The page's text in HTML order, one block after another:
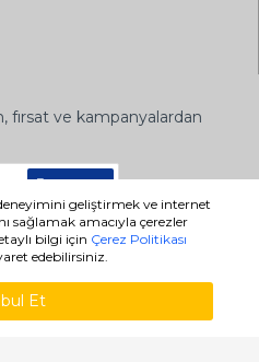
fırsat ve kampanyalardan
Gönder
geliştirmek ve internet
sağlamak amacıyla çerezler
bilgi için Çerez Politikası
edebilirsiniz.
Et